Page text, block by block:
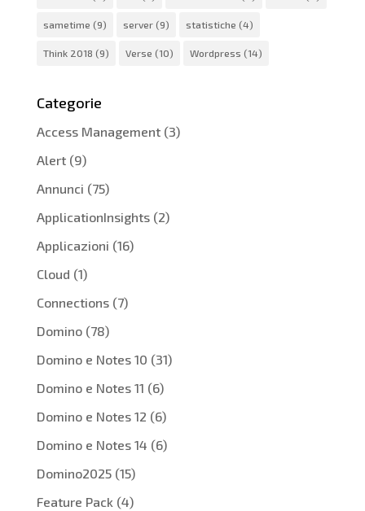
sametime (9) server(9) statistiche (4)
Think 2018 (9) Verse (10) Wordpress (14)
Categorie
Access Management(3)
Alert(9)
Annunci (75)
ApplicationInsights(2)
Applicazioni (16)
Cloud (1)
Connections(7)
Domino(78)
Domino e Notes 10 (31)
Domino e Notes 11 (6)
Domino e Notes 12 (6)
Domino e Notes 14 (6)
Domino2025(15)
Feature Pack (4)